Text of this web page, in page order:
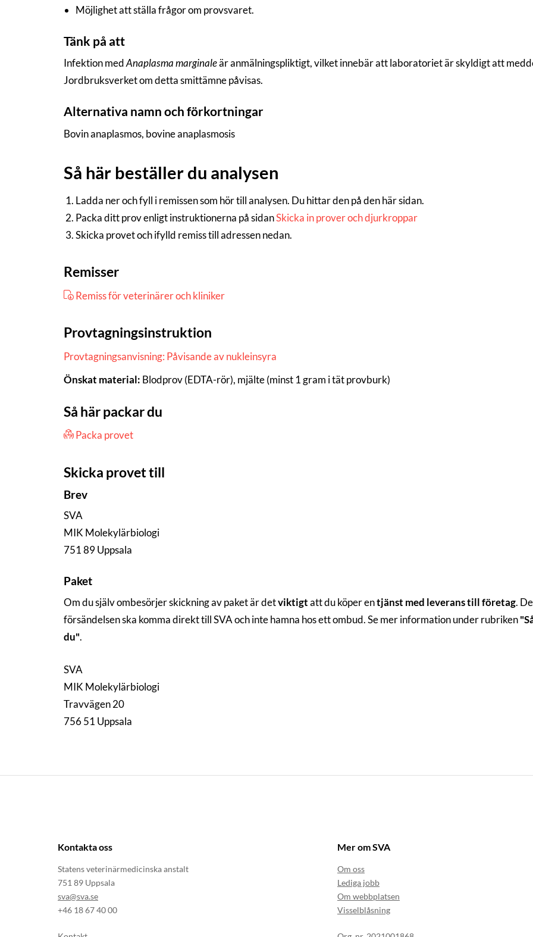
Möjlighet att ställa frågor om provsvaret.
Tänk på att
Infektion medAnaplasma marginaleär anmälningspliktigt, vilket innebär att laboratoriet är skyldigt att
Jordbruksverket om detta smittämne påvisas.
Alternativa namn och förkortningar
Bovin anaplasmos, bovine anaplasmosis
Så här beställer du analysen
Ladda ner och fyll i remissen som hör till analysen. Du hittar den på den här sidan.
Packa ditt prov enligt instruktionerna på sidanSkicka in prover och djurkroppar
Skicka provet och ifylld remiss till adressen nedan.
Remisser
Remiss för veterinärer och kliniker
Provtagningsinstruktion
Provtagningsanvisning: Påvisande av nukleinsyra
Önskat material: Blodprov (EDTA-rör), mjälte (minst 1 gram i tät provburk)
Så här packar du
Packa provet
Skicka provet till
Brev
SVA
MIK Molekylärbiologi
751 89 Uppsala
Paket
Om du själv ombesörjer skickning av paket är detviktigtatt du köper entjänst med leverans till företag.
försändelsen ska komma direkt till SVA och inte hamna hos ett ombud. Se mer information under rubriken
du".
SVA
MIK Molekylärbiologi
Travvägen 20
756 51 Uppsala
Kontakta oss
Statens veterinärmedicinska anstalt
751 89 Uppsala
sva@sva.se
+46 18 67 40 00
Mer om SVA
Om oss
Lediga jobb
Om webbplatsen
Visselblåsning